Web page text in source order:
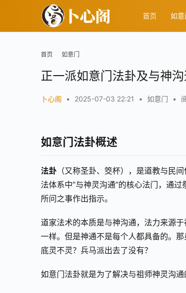
首页 如意
首页 如意门
正一派如意门法卦及与神沟
卜心阁 • 2025-07-03 22:21 • 如意门 •
如意门法卦概述
法卦 （又称圣卦、筊杯），是道教与民
法体系中”与神灵沟通”的核心法门，通
所问之事作出指示。
道家法术的本质是与神沟通，法力来源
一样。但是神通不是每个人都具备的。
底灵不灵？兵马派出去了没有？
如意门法卦就是为了解决与祖师神灵沟通